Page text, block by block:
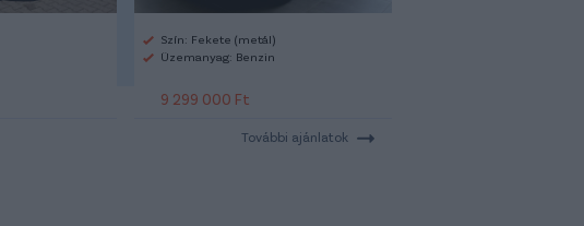
Szín: Fekete (metál)
Üzemanyag: Benzin
9 299 000 Ft
További ajánlatok